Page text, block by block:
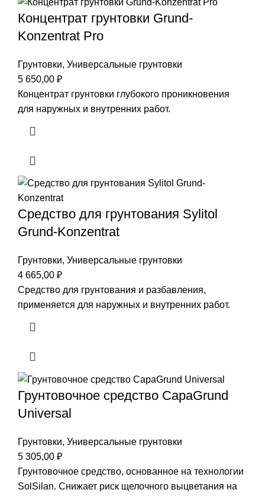
Концентрат грунтовки Grund-
Konzentrat Pro
Грунтовки, Универсальные грунтовки
5 650,00 ₽
Концентрат грунтовки глубокого проникновения
для наружных и внутренних работ.
Средство для грунтования Sylitol
Grund-Konzentrat
Грунтовки, Универсальные грунтовки
4 665,00 ₽
Средство для грунтования и разбавления,
применяется для наружных и внутренних работ.
Грунтовочное средство CapaGrund
Universal
Грунтовки, Универсальные грунтовки
5 305,00 ₽
Грунтовочное средство, основанное на технологии
SolSilan. Снижает риск щелочного выцветания на